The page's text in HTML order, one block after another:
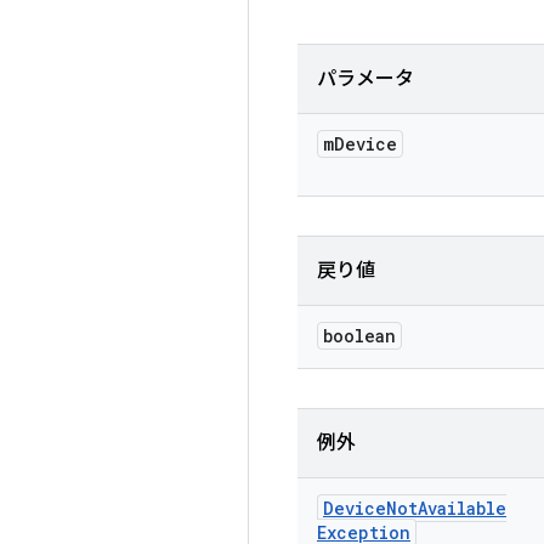
パラメータ
mDevice
戻り値
boolean
例外
DeviceNotAvailable
Exception